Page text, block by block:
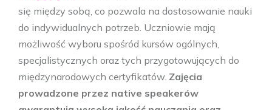
się między sobą, co pozwala na dostosowanie nauki
do indywidualnych potrzeb. Uczniowie mają
możliwość wyboru spośród kursów ogólnych,
specjalistycznych oraz tych przygotowujących do
międzynarodowych certyfikatów. Zajęcia
prowadzone przez native speakerów